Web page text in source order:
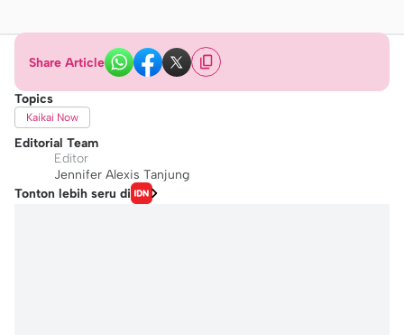
Share Article
Topics
Kaikai Now
Editorial Team
Editor
Jennifer Alexis Tanjung
Tonton lebih seru di